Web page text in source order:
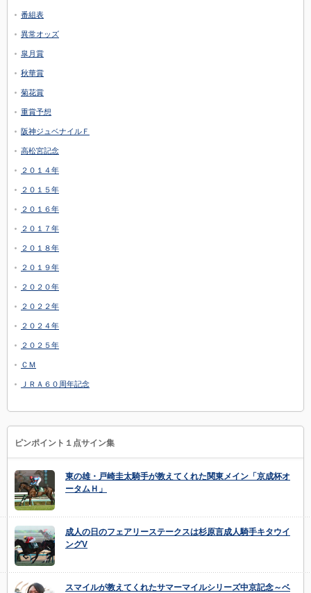
番組表
異常オッズ
皐月賞
秋華賞
菊花賞
重賞予想
阪神ジュベナイルＦ
高松宮記念
２０１４年
２０１５年
２０１６年
２０１７年
２０１８年
２０１９年
２０２０年
２０２２年
２０２４年
２０２５年
ＣＭ
ＪＲＡ６０周年記念
ピンポイント１点サイン集
東の雄・戸崎圭太騎手が教えてくれた関東メイン「京成杯オ
ータムＨ」
成人の日のフェアリーステークスは杉原言成人騎手キタウイ
ングV
スマイルが教えてくれたサマーマイルシリーズ中京記念～ベ